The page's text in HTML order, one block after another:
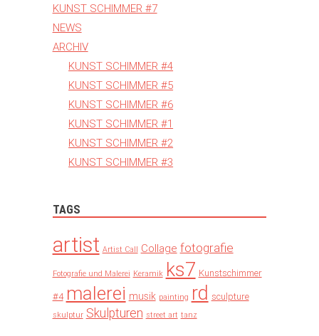
KUNST SCHIMMER #7
NEWS
ARCHIV
KUNST SCHIMMER #4
KUNST SCHIMMER #5
KUNST SCHIMMER #6
KUNST SCHIMMER #1
KUNST SCHIMMER #2
KUNST SCHIMMER #3
TAGS
artist Artist Call Collage fotografie
Fotografie und Malerei Keramik ks7 Kunstschimmer
#4 malerei musik painting rd sculpture
skulptur Skulpturen street art tanz